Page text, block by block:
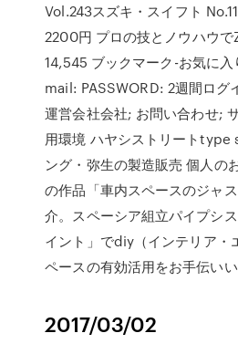
Vol.243スズキ・スイフト
2200円 プロの技とノウハウ
14,545 ブックマーク-お気に
mail: PASSWORD: 2週間ログ
運営会社会社; お問い合わせ;
用環境 ハヤシストリートtype
ング・弥生の製造販売 個人の
の作品「車内スペースのジャ
介。スペーシア組立パイプシ
イント」でdiy（インテリア・
ペースの有効活用をお手伝いい
2017/03/02